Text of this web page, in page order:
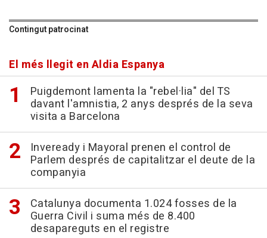
Contingut patrocinat
El més llegit en Aldia Espanya
Puigdemont lamenta la "rebel·lia" del TS
davant l'amnistia, 2 anys després de la seva
visita a Barcelona
Inveready i Mayoral prenen el control de
Parlem després de capitalitzar el deute de la
companyia
Catalunya documenta 1.024 fosses de la
Guerra Civil i suma més de 8.400
desapareguts en el registre